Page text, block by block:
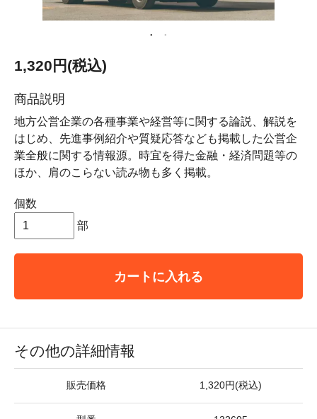
1,320円(税込)
商品説明
地方公営企業の各種事業や経営等に関する論説、解説を
はじめ、先進事例紹介や質疑応答なども掲載した公営企
業全般に関する情報源。時宜を得た金融・経済問題等の
ほか、肩のこらない読み物も多く掲載。
個数
部
カートに入れる
その他の詳細情報
販売価格 1,320円(税込)